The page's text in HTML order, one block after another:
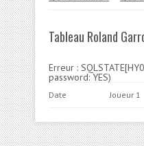
Tableau Roland
Erreur :
password: YES)
Date Joueur 1